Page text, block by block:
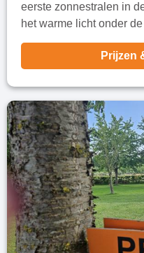
eerste zonnestralen in
het warme licht onder
Prijzen